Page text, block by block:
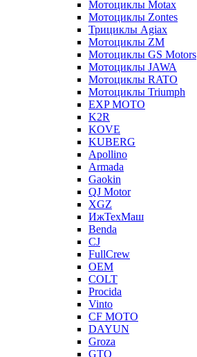
Мотоциклы Motax
Мотоциклы Zontes
Трициклы Agiax
Мотоциклы ZM
Мотоциклы GS Motors
Мотоциклы JAWA
Мотоциклы RATO
Мотоциклы Triumph
EXP MOTO
K2R
KOVE
KUBERG
Apollino
Armada
Gaokin
QJ Motor
XGZ
ИжТехМаш
Benda
CJ
FullCrew
OEM
COLT
Procida
Vinto
CF MOTO
DAYUN
Groza
GTO